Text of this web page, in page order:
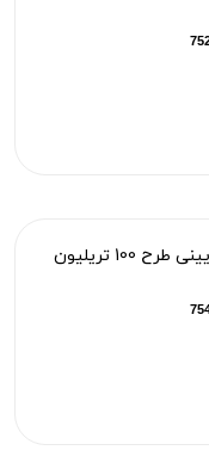
اسکناس تزیینی طرح 100 تریلیون